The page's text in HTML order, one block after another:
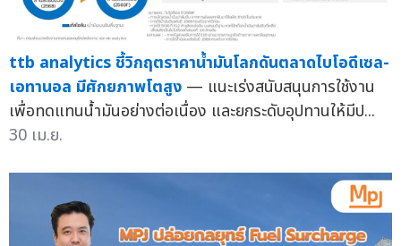
ttb analytics ชี้วิกฤตราคาน้ำมันโลกดันตลาดไบโอดีเซล-
เอทานอล มีศักยภาพโตสูง — แนะเร่งสนับสนุนการใช้งาน
เพื่อทดแทนน้ำมันอย่างต่อเนื่อง และยกระดับอุปทานให้มีป...
30 เม.ย.